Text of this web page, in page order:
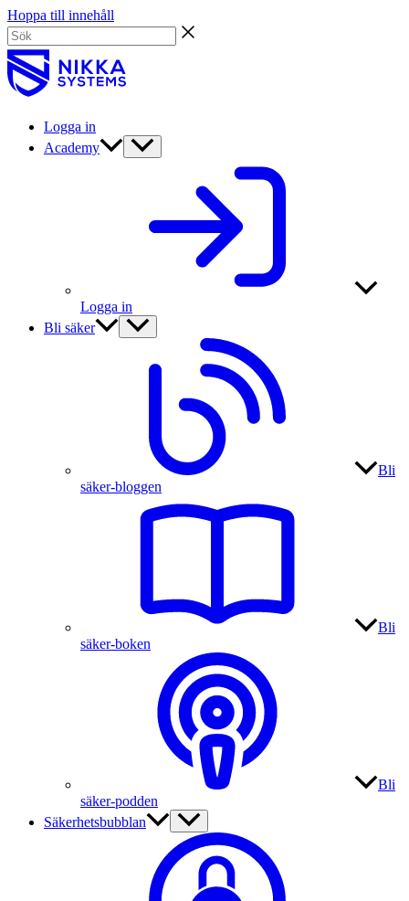
Hoppa till innehåll
Logga in
Academy
Logga in
Bli säker
Bli
säker-bloggen
Bli
säker-boken
Bli
säker-podden
Säkerhetsbubblan